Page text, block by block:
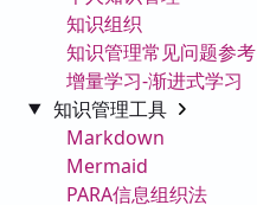
知识组织
知识管理常见问题参考
增量学习-渐进式学习
知识管理工具
Markdown
Mermaid
PARA信息组织法